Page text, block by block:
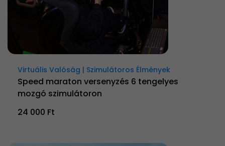
Virtuális Valóság | Szimulátoros Élmények
Speed maraton versenyzés 6 tengelyes
mozgó szimulátoron
24 000 Ft